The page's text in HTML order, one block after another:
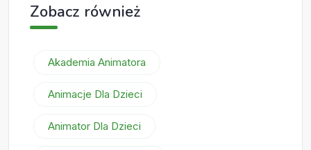
Zobacz również
Akademia Animatora
Animacje Dla Dzieci
Animator Dla Dzieci